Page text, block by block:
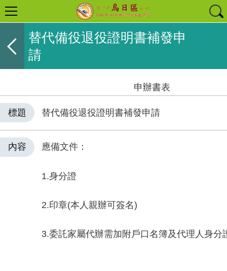
替代備役退役證明書補發申
請
申辦書表
標題 替代備役退役證明書補發申請
內容 應備文件：
1.身分證
2.印章(本人親辦可簽名)
3.委託家屬代辦需加附戶口名簿及代理人身分